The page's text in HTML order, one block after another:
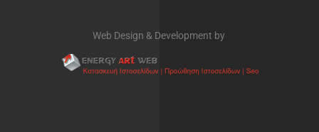
Web Design & Development by